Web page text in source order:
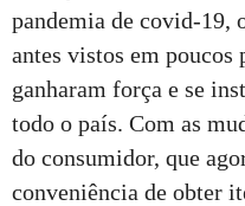
pandemia de covid-19,
antes vistos em poucos
ganharam força e se
todo o país. Com as
do consumidor, que
conveniência de obter